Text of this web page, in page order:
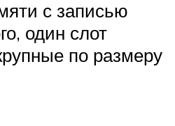
с записью
один слот
по размеру